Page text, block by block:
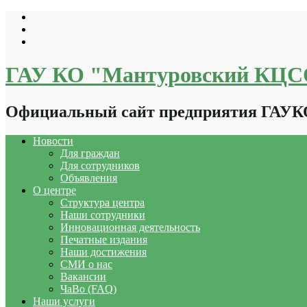
Перейти
содержимому
ГАУ КО "Мантуровский
Официальный сайт предприятия
Новости
Для граждан
Для сотрудников
Объявления
О центре
Структура центра
Наши сотрудники
Инновационная деятельность
Печатные издания
Наши достижения
СМИ о нас
Вакансии
ЧаВо (FAQ)
Наши услуги